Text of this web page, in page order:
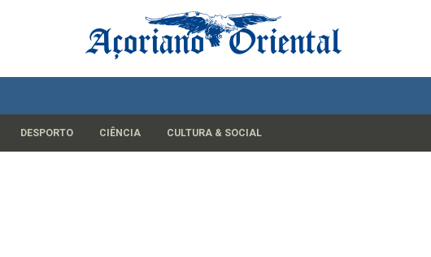
DESPORTO CIÊNCIA CULTURA & SOCIAL